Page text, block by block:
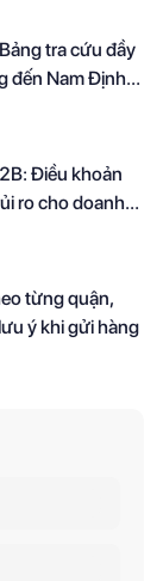
tra cứu đầy
đến Nam Định
Điều khoản
ro cho doanh
từng quận,
ý khi gửi hàng